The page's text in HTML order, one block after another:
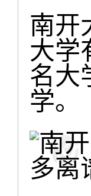
南开
大学
名大
学。